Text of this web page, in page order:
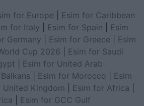
for Europe
Esim for Caribbean
for Italy Esim for Spain
Esim
Germany Esim for Greece
Esim
Cup 2026
Esim for Saudi
Esim for United Arab
Esim for Morocco
Esim
United Kingdom Esim for Africa
Esim for GCC Gulf